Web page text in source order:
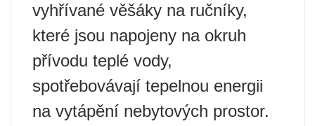
vyhřívané věšáky na ručníky,
které jsou napojeny na okruh
přívodu teplé vody,
spotřebovávají tepelnou energii
na vytápění nebytových prostor.